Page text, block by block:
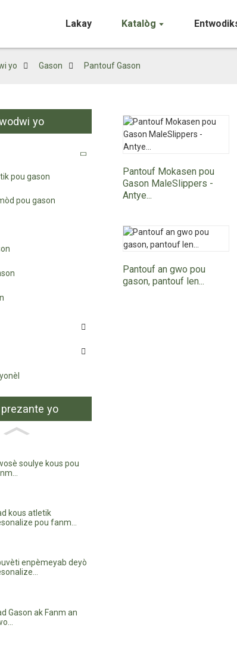
Lakay Katalòg
yo Gason Pantouf Gason
yo
pou gason
pou gason
yo
soulye kous pou
kous atletik
pou fanm...
enpèmeyab deyò
Gason ak Fanm an
Pantouf Mokasen pou
Gason MaleSlippers -
Antye...
Pantouf an gwo pou
gason, pantouf len...